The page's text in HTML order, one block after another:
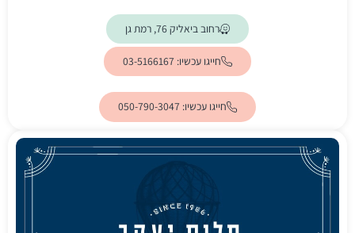
רחוב ביאליק 76, רמת גן (ייפתח בלשונית חדשה)
חייגו עכשיו: 03-5166167
חייגו עכשיו: 050-790-3047⁩